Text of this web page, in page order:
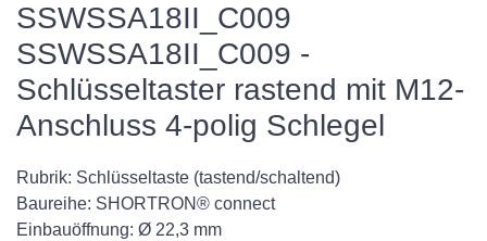
SSWSSA18II_C009
SSWSSA18II_C009 -
Schlüsseltaster rastend mit M12-
Anschluss 4-polig Schlegel
Rubrik: Schlüsseltaste (tastend/schaltend)
Baureihe: SHORTRON® connect
Einbauöffnung: Ø 22,3 mm